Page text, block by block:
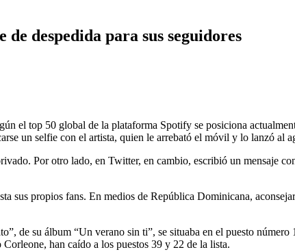
despedida para sus seguidores
el top 50 global de la plataforma Spotify se posiciona
un selfie con el artista, quien le arrebató el móvil y lo lanzó al
Por otro lado, en Twitter, en cambio, escribió un mensaje
sus propios fans. En medios de República Dominicana,
de su álbum “Un verano sin ti”, se situaba en el puesto
han caído a los puestos 39 y 22 de la lista.